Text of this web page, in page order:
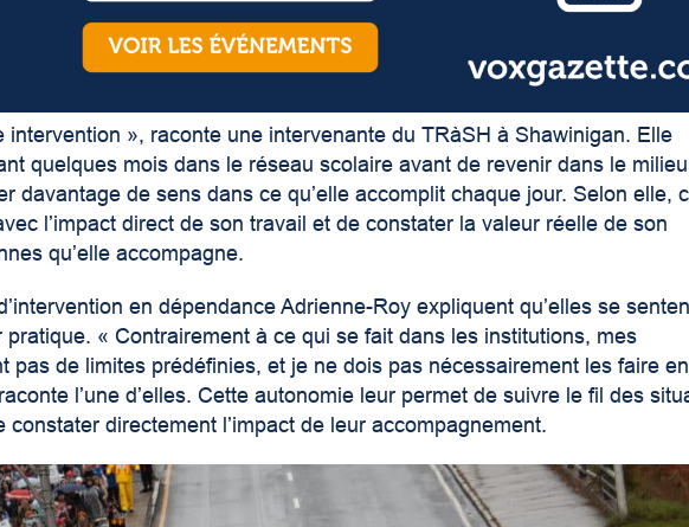
intervention », raconte une intervenante du TRàSH à Shawinigan. Elle
quelques mois dans le réseau scolaire avant de revenir dans le milieu
davantage de sens dans ce qu’elle accomplit chaque jour. Selon elle,
l’impact direct de son travail et de constater la valeur réelle de son
qu’elle accompagne.
en dépendance Adrienne-Roy expliquent qu’elles se
« Contrairement à ce qui se fait dans les institutions, mes
pas de limites prédéfinies, et je ne dois pas nécessairement les faire
l’une d’elles. Cette autonomie leur permet de suivre le fil des
constater directement l’impact de leur accompagnement.